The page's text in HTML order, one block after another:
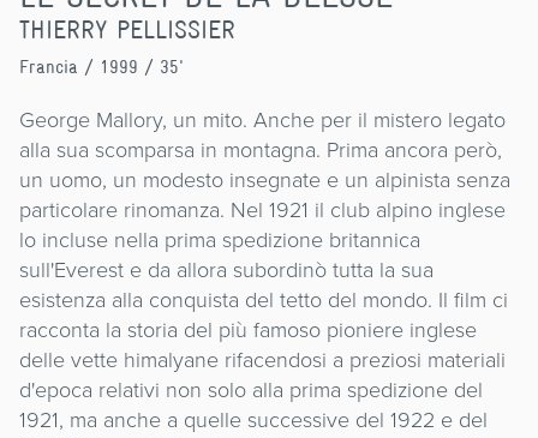
THIERRY PELLISSIER
Francia / 1999 / 35'
George Mallory, un mito. Anche per il mistero legato
alla sua scomparsa in montagna. Prima ancora però,
un uomo, un modesto insegnate e un alpinista senza
particolare rinomanza. Nel 1921 il club alpino inglese
lo incluse nella prima spedizione britannica
sull'Everest e da allora subordinò tutta la sua
esistenza alla conquista del tetto del mondo. Il film ci
racconta la storia del più famoso pioniere inglese
delle vette himalyane rifacendosi a preziosi materiali
d'epoca relativi non solo alla prima spedizione del
1921, ma anche a quelle successive del 1922 e del